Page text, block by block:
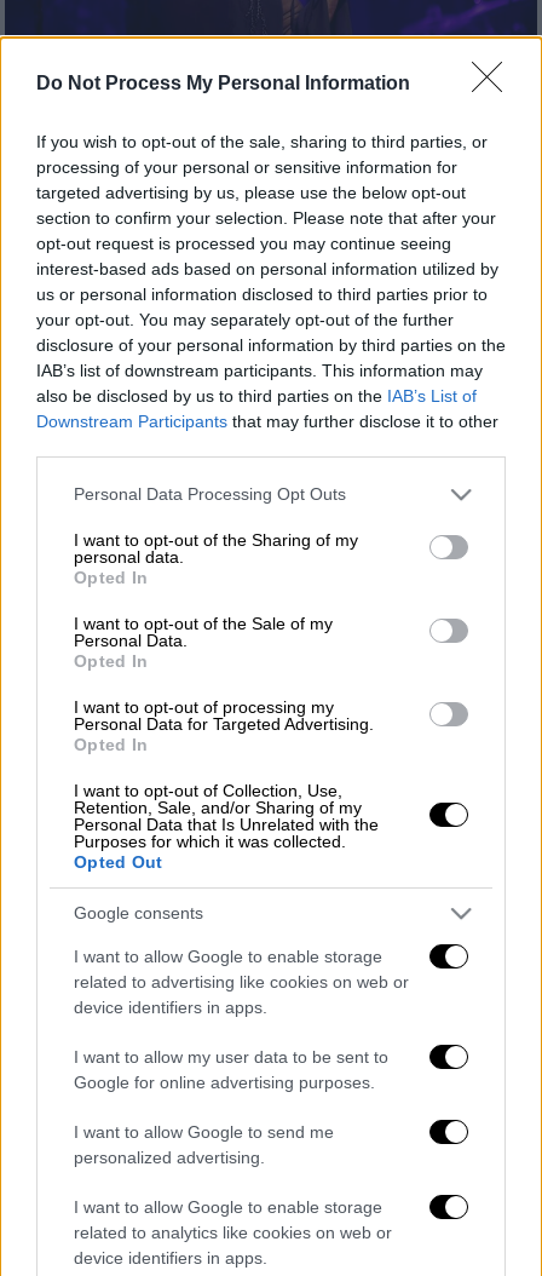
Do Not Process My Personal Information
If you wish to opt-out of the sale, sharing to third parties, or
processing of your personal or sensitive information for
targeted advertising by us, please use the below opt-out
section to confirm your selection. Please note that after your
opt-out request is processed you may continue seeing
interest-based ads based on personal information utilized by
us or personal information disclosed to third parties prior to
your opt-out. You may separately opt-out of the further
disclosure of your personal information by third parties on the
IAB’s list of downstream participants. This information may
also be disclosed by us to third parties on the IAB’s List of
Downstream Participants that may further disclose it to other
Please note that this website/app uses one or more Google
not limited to your visit or usage behaviour. You may click to
grant or deny consent to Google and its third-party tags to
use your data for below specified purposes in below Google
consent section.
Personal Data Processing Opt Outs
I want to opt-out of the Sharing of my
personal data.
Opted In
I want to opt-out of the Sale of my
Personal Data.
Opted In
I want to opt-out of processing my
Personal Data for Targeted Advertising.
Opted In
I want to opt-out of Collection, Use,
Retention, Sale, and/or Sharing of my
Personal Data that Is Unrelated with the
Purposes for which it was collected.
Opted Out
Google consents
I want to allow Google to enable storage
related to advertising like cookies on web or
device identifiers in apps.
I want to allow my user data to be sent to
Google for online advertising purposes.
I want to allow Google to send me
personalized advertising.
I want to allow Google to enable storage
related to analytics like cookies on web or
device identifiers in apps.
Προσθέστε το ΕΘΝΟΣ στη Google
ΗΜπέσσυ Αργυράκηπαραχώρησε
μαγνητοσκοπημένη συνέντευξη στην
εκπομπή «Happy Day» του Alpha και
εξομολογήθηκε ότιτην τρομάζει το πέρασμα
του χρόνου, γιατί νιώθει ακόμη γεμάτη ζωή
και όνειρα .
Όπως εξήγησε δεν μπορεί να σκεφτεί ότι
έχει μεγαλώσει, ενώ σε άλλο σημείο των
δηλώσεών της, η δημοφιλής
είπε ότι όταν ήταν μαθήτρια δεν θεωρούσε
ότι ήταν από τις ωραίες του σχολείου.
Αρχικά, η Μπέσσυ Αργυράκη παραδέχτηκε
ότι δεν είχε κατακτήσεις στο σχολείο και
ανέφερε, υπήρχαν πιο όμορφες από εκείνη.
Δεν θυμάμαι να είχα κατακτήσεις στο
σχολείο, εγώ ερωτευόμουν
κάποια αγόρια θυμάμαι αλλά δεν είχα
ανταπόκριση.Δεν θεωρώ ότι ήμουν η ωραία,
υπήρχαν άλλες ωραιότερες », είπε
χαρακτηριστικά.